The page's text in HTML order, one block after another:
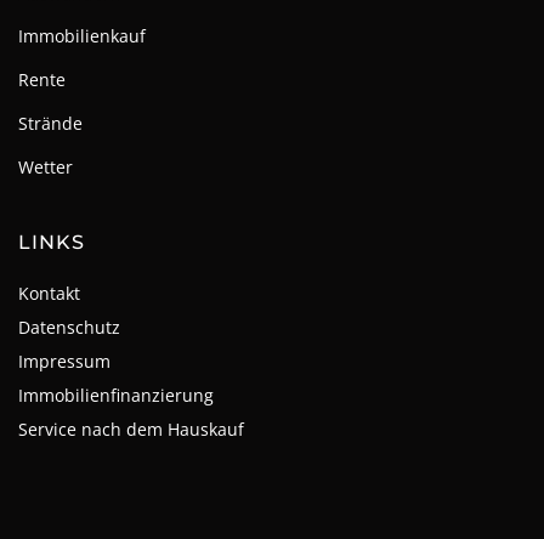
Immobilienkauf
Rente
Strände
Wetter
LINKS
Kontakt
Datenschutz
Impressum
Immobilienfinanzierung
Service nach dem Hauskauf